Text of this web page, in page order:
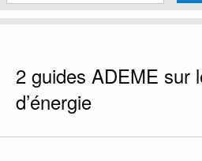
2 guides ADEME sur
d’énergie